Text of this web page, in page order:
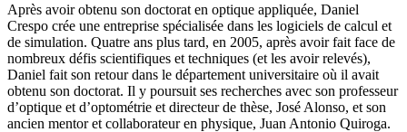
Après avoir obtenu son doctorat en optique appliquée, Daniel
Crespo crée une entreprise spécialisée dans les logiciels de calcul et
de simulation. Quatre ans plus tard, en 2005, après avoir fait face de
nombreux défis scientifiques et techniques (et les avoir relevés),
Daniel fait son retour dans le département universitaire où il avait
obtenu son doctorat. Il y poursuit ses recherches avec son professeur
d’optique et d’optométrie et directeur de thèse, José Alonso, et son
ancien mentor et collaborateur en physique, Juan Antonio Quiroga.